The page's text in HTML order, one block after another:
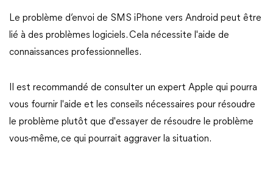
Le problème d’envoi de SMS iPhone vers Android peut être
lié à des problèmes logiciels. Cela nécessite l'aide de
connaissances professionnelles.
Il est recommandé de consulter un expert Apple qui pourra
vous fournir l'aide et les conseils nécessaires pour résoudre
le problème plutôt que d'essayer de résoudre le problème
vous-même, ce qui pourrait aggraver la situation.